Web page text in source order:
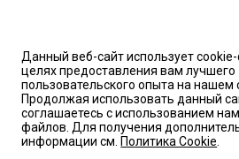
Данный веб-сайт использует
целях предоставления вам лучшего
пользовательского опыта на нашем
Продолжая использовать данный
соглашаетесь с использованием
файлов. Для получения
информации см. Политика Cookie